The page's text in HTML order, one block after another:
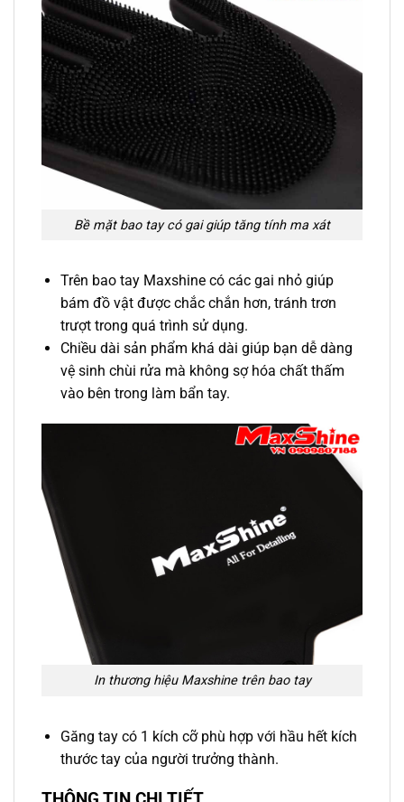
Bề mặt bao tay có gai giúp tăng tính ma xát
Trên bao tay Maxshine có các gai nhỏ giúp
bám đồ vật được chắc chắn hơn, tránh trơn
trượt trong quá trình sử dụng.
Chiều dài sản phẩm khá dài giúp bạn dễ dàng
vệ sinh chùi rửa mà không sợ hóa chất thấm
vào bên trong làm bẩn tay.
In thương hiệu Maxshine trên bao tay
Găng tay có 1 kích cỡ phù hợp với hầu hết kích
thước tay của người trưởng thành.